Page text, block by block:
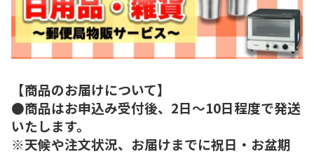
【商品のお届けについて】
●商品はお申込み受付後、2日～10日程度で発送
いたします。
※天候や注文状況、お届けまでに祝日・お盆期